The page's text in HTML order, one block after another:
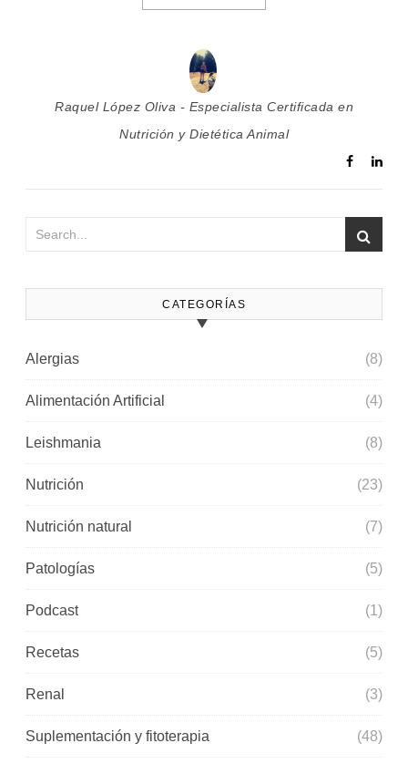
Raquel López Oliva - Especialista Certificada en
Nutrición y Dietética Animal
CATEGORÍAS
Alergias (8)
Alimentación Artificial (4)
Leishmania (8)
Nutrición (23)
Nutrición natural (7)
Patologías (5)
Podcast (1)
Recetas (5)
Renal (3)
Suplementación y fitoterapia (48)